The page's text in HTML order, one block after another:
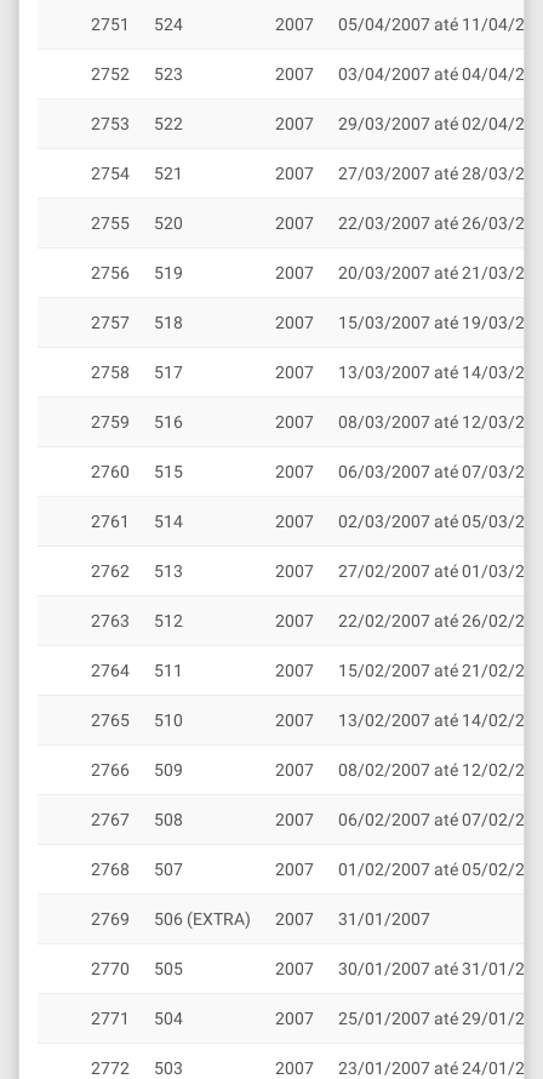
2751 524 2007 05/04/2007 até 11/04/
2752 523 2007 03/04/2007 até 04/04/
2753 522 2007 29/03/2007 até 02/04/
2754 521 2007 27/03/2007 até 28/03/
2755 520 2007 22/03/2007 até 26/03/
2756 519 2007 20/03/2007 até 21/03/
2757 518 2007 15/03/2007 até 19/03/
2758 517 2007 13/03/2007 até 14/03/
2759 516 2007 08/03/2007 até 12/03/
2760 515 2007 06/03/2007 até 07/03/
2761 514 2007 02/03/2007 até 05/03/
2762 513 2007 27/02/2007 até 01/03/
2763 512 2007 22/02/2007 até 26/02/
2764 511 2007 15/02/2007 até 21/02/
2765 510 2007 13/02/2007 até 14/02/
2766 509 2007 08/02/2007 até 12/02/
2767 508 2007 06/02/2007 até 07/02/
2768 507 2007 01/02/2007 até 05/02/
2769 506 (EXTRA) 2007 31/01/2007
2770 505 2007 30/01/2007 até 31/01/
2771 504 2007 25/01/2007 até 29/01/
2772 503 2007 23/01/2007 até 24/01/